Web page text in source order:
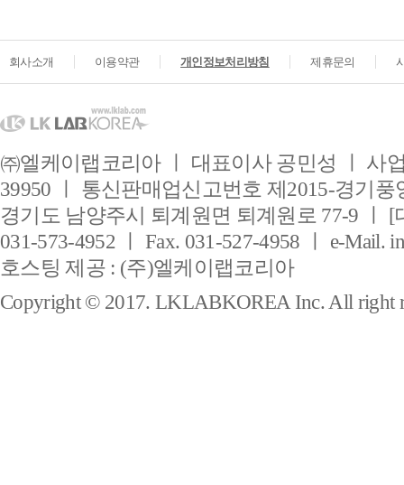
회사소개 이용약관 개인정보처리방침 제휴문의
㈜엘케이랩코리아 ㅣ 대표이사 공민성 ㅣ 사
39950 ㅣ 통신판매업신고번호 제2015-경기풍
경기도 남양주시 퇴계원면 퇴계원로 77-9 ㅣ [
031-573-4952 ㅣ Fax. 031-527-4958 ㅣ e-Mail.
호스팅 제공 : (주)엘케이랩코리아
Copyright © 2017. LKLABKOREA Inc. All right